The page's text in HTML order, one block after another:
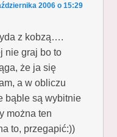
2006 o 15:29
z kobzą….
nie graj bo to
że ja się
a w obliczu
bąble są wybitnie
można ten
to, przegapić:))